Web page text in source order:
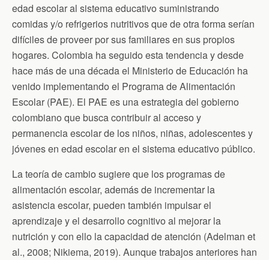
edad escolar al sistema educativo suministrando
comidas y/o refrigerios nutritivos que de otra forma serían
difíciles de proveer por sus familiares en sus propios
hogares. Colombia ha seguido esta tendencia y desde
hace más de una década el Ministerio de Educación ha
venido implementando el Programa de Alimentación
Escolar (PAE). El PAE es una estrategia del gobierno
colombiano que busca contribuir al acceso y
permanencia escolar de los niños, niñas, adolescentes y
jóvenes en edad escolar en el sistema educativo público.
La teoría de cambio sugiere que los programas de
alimentación escolar, además de incrementar la
asistencia escolar, pueden también impulsar el
aprendizaje y el desarrollo cognitivo al mejorar la
nutrición y con ello la capacidad de atención (Adelman et
al., 2008; Nikiema, 2019). Aunque trabajos anteriores han